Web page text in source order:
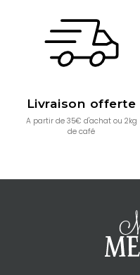
Livraison offerte
A partir de 35€ d'achat ou 2kg
de café